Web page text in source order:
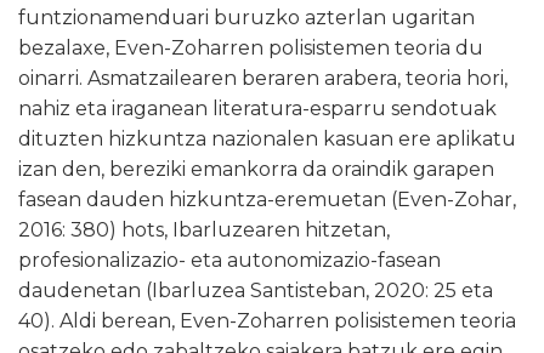
funtzionamenduari buruzko azterlan ugaritan
bezalaxe, Even-Zoharren polisistemen teoria du
oinarri. Asmatzailearen beraren arabera, teoria hori,
nahiz eta iraganean literatura-esparru sendotuak
dituzten hizkuntza nazionalen kasuan ere aplikatu
izan den, bereziki emankorra da oraindik garapen
fasean dauden hizkuntza-eremuetan (Even-Zohar,
2016: 380) hots, Ibarluzearen hitzetan,
profesionalizazio- eta autonomizazio-fasean
daudenetan (Ibarluzea Santisteban, 2020: 25 eta
40). Aldi berean, Even-Zoharren polisistemen teoria